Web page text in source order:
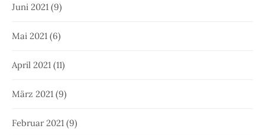
Juni 2021 (9)
Mai 2021 (6)
April 2021 (11)
März 2021 (9)
Februar 2021 (9)